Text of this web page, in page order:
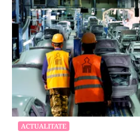
ACTUALITATE